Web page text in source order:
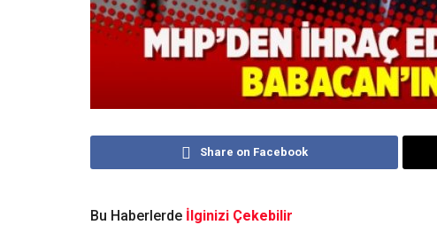
Share on Facebook
Bu Haberlerde İlginizi Çekebilir